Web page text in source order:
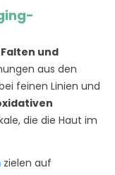
und
aus den
feinen Linien und
die die Haut im
zielen auf